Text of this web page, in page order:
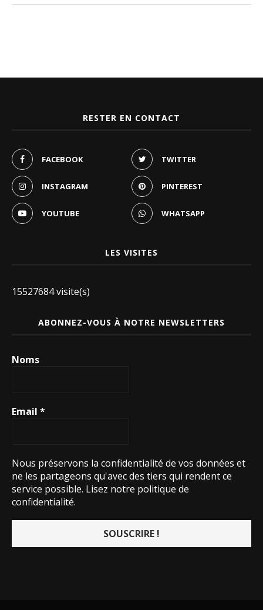
RESTER EN CONTACT
FACEBOOK TWITTER
INSTAGRAM PINTEREST
YOUTUBE WHATSAPP
LES VISITES
15527684 visite(s)
ABONNEZ-VOUS À NOTRE NEWSLETTERS
Noms
Email *
Nous préservons la confidentialité de vos données et
ne les partageons qu'avec des tiers qui rendent ce
service possible. Lisez notre politique de
confidentialité.